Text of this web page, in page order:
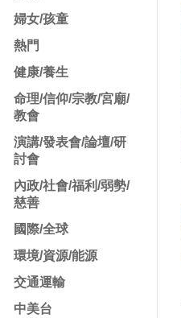
婦女/孩童
熱門
健康/養生
命理/信仰/宗教/宮廟/
教會
演講/發表會/論壇/研
討會
內政/社會/福利/弱勢/
慈善
國際/全球
環境/資源/能源
交通運輸
中美台